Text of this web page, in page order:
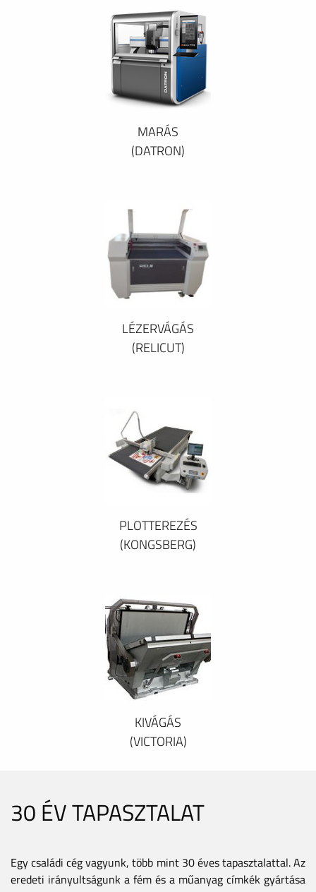
MARÁS
(DATRON)
LÉZERVÁGÁS
(RELICUT)
PLOTTEREZÉS
(KONGSBERG)
KIVÁGÁS
(VICTORIA)
30 ÉV TAPASZTALAT
Egy családi cég vagyunk, több mint 30 éves tapasztalattal. Az
eredeti irányultságunk a fém és a műanyag címkék gyártása